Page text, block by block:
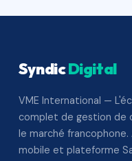
SyndicDigital
VME International —
complet de gestion de
le marché
mobile et plateforme